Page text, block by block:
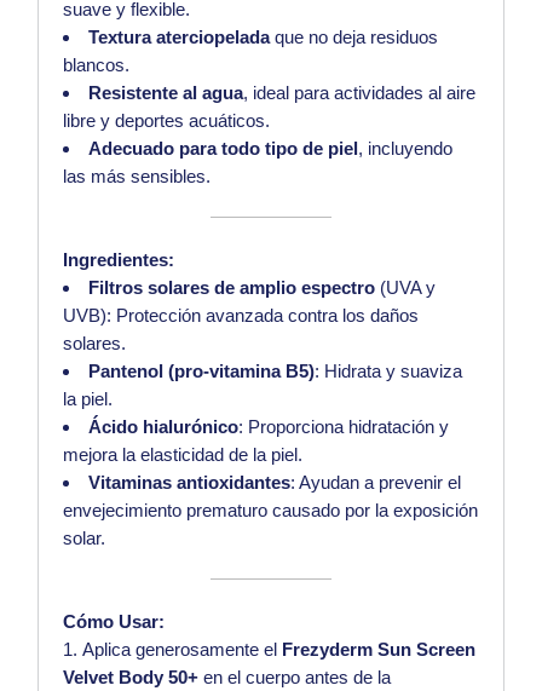
suave y flexible.
Textura aterciopeladaque no deja residuos
blancos.
Resistente al agua, ideal para actividades al aire
libre y deportes acuáticos.
Adecuado para todo tipo de piel, incluyendo
las más sensibles.
Ingredientes:
Filtros solares de amplio espectro (UVA y
UVB): Protección avanzada contra los daños
solares.
Pantenol (pro-vitamina B5): Hidrata y suaviza
la piel.
Ácido hialurónico: Proporciona hidratación y
mejora la elasticidad de la piel.
Vitaminas antioxidantes: Ayudan a prevenir el
envejecimiento prematuro causado por la exposición
solar.
Cómo Usar:
Aplica generosamente el Frezyderm Sun Screen
Velvet Body 50+ en el cuerpo antes de la